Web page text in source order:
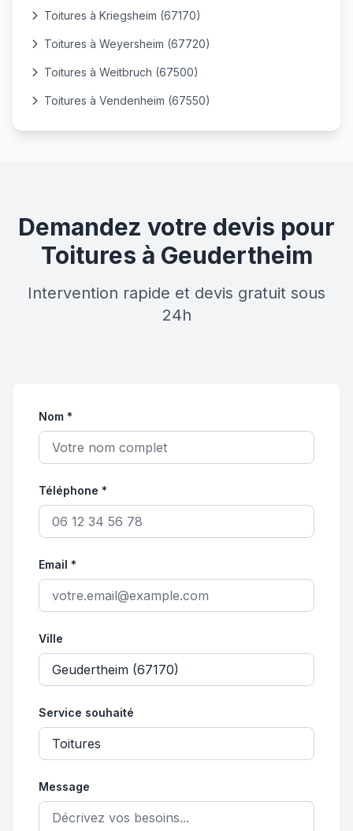
Toitures à Kriegsheim (67170)
Toitures à Weyersheim (67720)
Toitures à Weitbruch (67500)
Toitures à Vendenheim (67550)
Demandez votre devis pour
Toitures à Geudertheim
Intervention rapide et devis gratuit sous
24h
Nom *
Téléphone *
Email *
Ville
Service souhaité
Message